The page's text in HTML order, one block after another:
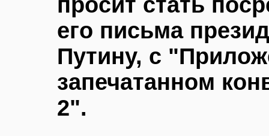
его письма
Путину, с
запечатанном
2".